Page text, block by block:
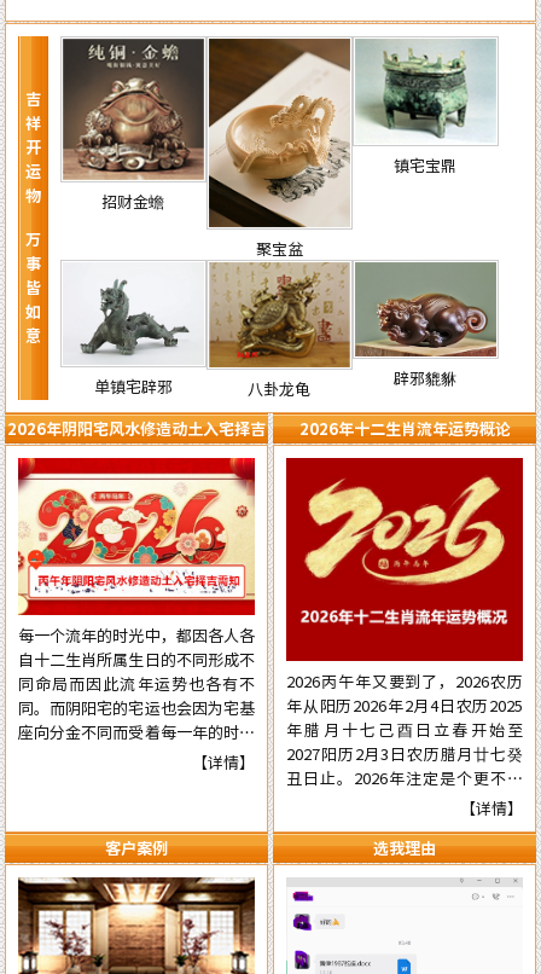
吉祥开运物 万事皆如意 招财金蟾
聚宝盆
镇宅宝鼎
单镇宅辟邪 八卦龙龟 辟邪貔貅
2026年阴阳宅风水修造动土入宅择吉
需知
每一个流年的时光中，都因各人各
自十二生肖所属生日的不同形成不
同命局而因此流年运势也各有不
同。而阴阳宅的宅运也会因为宅基
座向分金不同而受着每一年的时光
气运的不同影响，在阳宅置业建造
在阳宅置业建造和阴宅修造的事项
择吉中做到正确，就需要了解一下
2026年阴阳宅风水修造动土入宅
择吉的具体要点，为心宜的吉屋修
建入宅或阴宅的修造选取到一个能
够趋吉避凶的好日辰而做好规划，
【详情】
2026年十二生肖流年运势概论
2026丙午年又要到了，2026农历
年从阳历2026年2月4日农历2025
年腊月十七己酉日立春开始至
2027阳历2月3日农历腊月廿七癸
丑日止。2026年注定是个更不平
常的流年，本年国际形势会更加动
荡混乱复杂，国内派系斗争逼害严
重，经济更加混乱，行业拢断更加
白热化，民营企业压力已至顶端悬
崖之上。有更多的民营企业被洗牌
面临关闭，两极化更加明显。但不
管怎样，各人有各自的命，十二生
【详情】
客户案例
选我理由